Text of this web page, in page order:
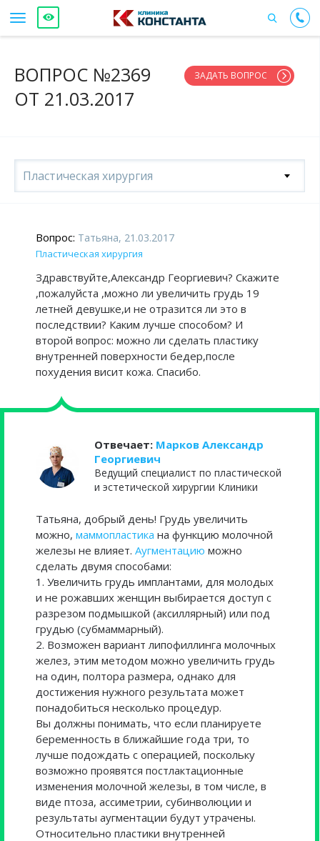
ВОПРОС №2369
ОТ 21.03.2017
ЗАДАТЬ ВОПРОС
Пластическая хирургия
Вопрос: Татьяна, 21.03.2017
Пластическая хирургия
Здравствуйте,Александр Георгиевич? Скажите
,пожалуйста ,можно ли увеличить грудь 19
летней девушке,и не отразится ли это в
последствии? Каким лучше способом? И
второй вопрос: можно ли сделать пластику
внутренней поверхности бедер,после
похудения висит кожа. Спасибо.
Отвечает: Марков Александр
Георгиевич
Ведущий специалист по пластической
и эстетической хирургии Клиники
Татьяна, добрый день! Грудь увеличить
можно, маммопластика на функцию молочной
железы не влияет. Аугментацию можно
сделать двумя способами:
1. Увеличить грудь имплантами, для молодых
и не рожавших женщин выбирается доступ с
разрезом подмышкой (аксиллярный) или под
грудью (субмаммарный).
2. Возможен вариант липофиллинга молочных
желез, этим методом можно увеличить грудь
на один, полтора размера, однако для
достижения нужного результата может
понадобиться несколько процедур.
Вы должны понимать, что если планируете
беременность в ближайшие года три, то
лучше подождать с операцией, поскольку
возможно проявятся постлактационные
изменения молочной железы, в том числе, в
виде птоза, ассиметрии, субинволюции и
результаты аугментации будут утрачены.
Относительно пластики внутренней